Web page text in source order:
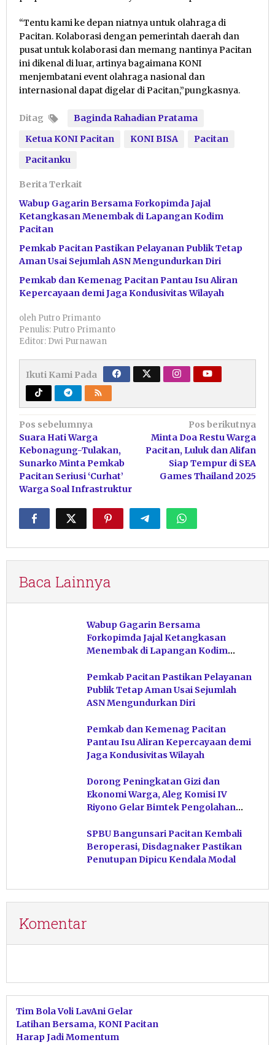
“Tentu kami ke depan niatnya untuk olahraga di
Pacitan. Kolaborasi dengan pemerintah daerah dan
pusat untuk kolaborasi dan memang nantinya Pacitan
ini dikenal di luar, artinya bagaimana KONI
menjembatani event olahraga nasional dan
internasional dapat digelar di Pacitan,”pungkasnya.
Ditag
Baginda Rahadian Pratama
Ketua KONI Pacitan
KONI BISA
Pacitan
Pacitanku
Berita Terkait
Wabup Gagarin Bersama Forkopimda Jajal
Ketangkasan Menembak di Lapangan Kodim
Pacitan
Pemkab Pacitan Pastikan Pelayanan Publik Tetap
Aman Usai Sejumlah ASN Mengundurkan Diri
Pemkab dan Kemenag Pacitan Pantau Isu Aliran
Kepercayaan demi Jaga Kondusivitas Wilayah
oleh Putro Primanto
Penulis: Putro Primanto
Editor: Dwi Purnawan
Ikuti Kami Pada
Navigasi
pos
Pos sebelumnya
Suara Hati Warga
Kebonagung-Tulakan,
Sunarko Minta Pemkab
Pacitan Seriusi ‘Curhat’
Warga Soal Infrastruktur
Pos berikutnya
Minta Doa Restu Warga
Pacitan, Luluk dan Alifan
Siap Tempur di SEA
Games Thailand 2025
Baca Lainnya
Wabup Gagarin Bersama
Forkopimda Jajal Ketangkasan
Menembak di Lapangan Kodim
Pemkab Pacitan Pastikan Pelayanan
Publik Tetap Aman Usai Sejumlah
ASN Mengundurkan Diri
Pemkab dan Kemenag Pacitan
Pantau Isu Aliran Kepercayaan demi
Jaga Kondusivitas Wilayah
Dorong Peningkatan Gizi dan
Ekonomi Warga, Aleg Komisi IV
Riyono Gelar Bimtek Pengolahan
SPBU Bangunsari Pacitan Kembali
Beroperasi, Disdagnaker Pastikan
Penutupan Dipicu Kendala Modal
Komentar
Tim Bola Voli LavAni Gelar
Latihan Bersama, KONI Pacitan
Harap Jadi Momentum